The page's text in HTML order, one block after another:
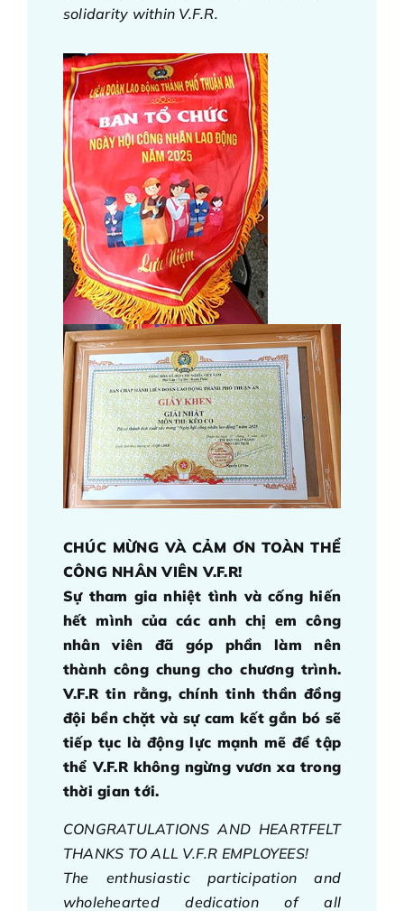
solidarity within V.F.R.
CHÚC MỪNG VÀ CẢM ƠN TOÀN THỂ
CÔNG NHÂN VIÊN V.F.R!
Sự tham gia nhiệt tình và cống hiến
hết mình của các anh chị em công
nhân viên đã góp phần làm nên
thành công chung cho chương trình.
V.F.R tin rằng, chính tinh thần đồng
đội bền chặt và sự cam kết gắn bó sẽ
tiếp tục là động lực mạnh mẽ để tập
thể V.F.R không ngừng vươn xa trong
thời gian tới.
CONGRATULATIONS AND HEARTFELT
THANKS TO ALL V.F.R EMPLOYEES!
The enthusiastic participation and
wholehearted dedication of all